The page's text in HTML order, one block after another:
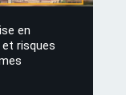
en
risques